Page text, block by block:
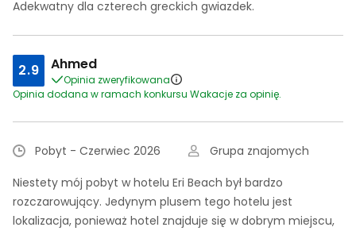
Adekwatny dla czterech greckich gwiazdek.
2.9 Ahmed
Opinia zweryfikowana
Opinia dodana w ramach konkursu Wakacje za opinię.
Pobyt - Czerwiec 2026
Grupa znajomych
Niestety mój pobyt w hotelu Eri Beach był bardzo
rozczarowujący. Jedynym plusem tego hotelu jest
lokalizacja, ponieważ hotel znajduje się w dobrym miejscu,